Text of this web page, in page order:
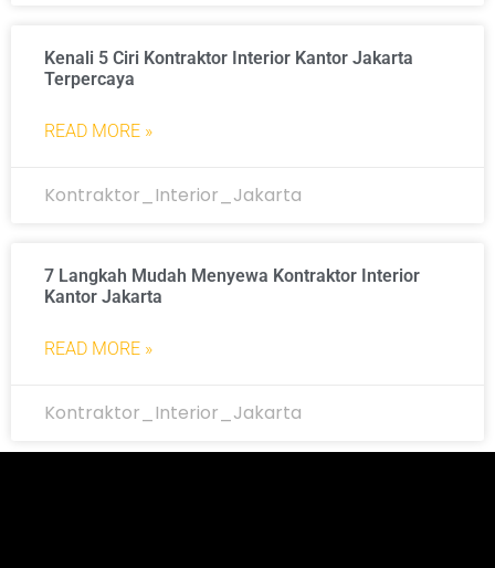
Kenali 5 Ciri Kontraktor Interior Kantor Jakarta
Terpercaya
READ MORE »
Kontraktor_Interior_Jakarta
7 Langkah Mudah Menyewa Kontraktor Interior
Kantor Jakarta
READ MORE »
Kontraktor_Interior_Jakarta